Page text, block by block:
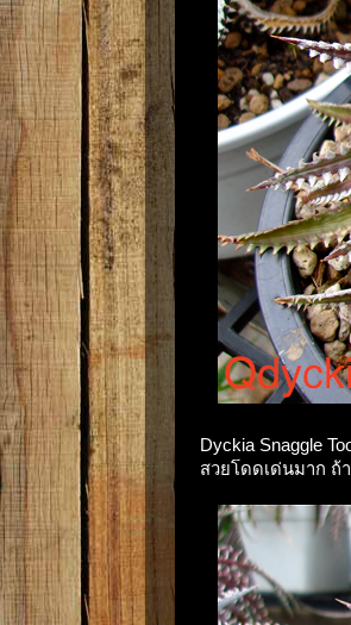
Dyckia Snaggle
สวยโดดเด่นมาก ถ้